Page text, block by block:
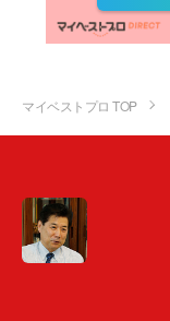
マイベストプロ TOP